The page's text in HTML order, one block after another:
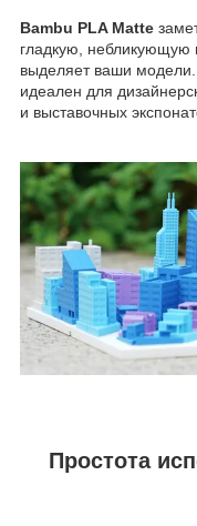
Bambu PLA Matte
гладкую, небликующую
выделяет ваши
идеален для
и выставочных
Простота